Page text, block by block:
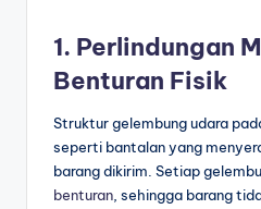
1. Perlindungan
Benturan Fisik
Struktur gelembung udara
seperti bantalan yang
barang dikirim. Setiap
benturan, sehingga barang